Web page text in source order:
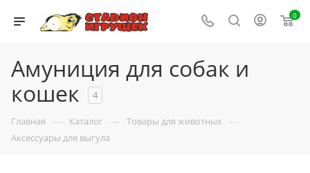
0
Амуниция для собак и
кошек
4
Главная — Каталог — Товары для животных —
Аксессуары для выгула